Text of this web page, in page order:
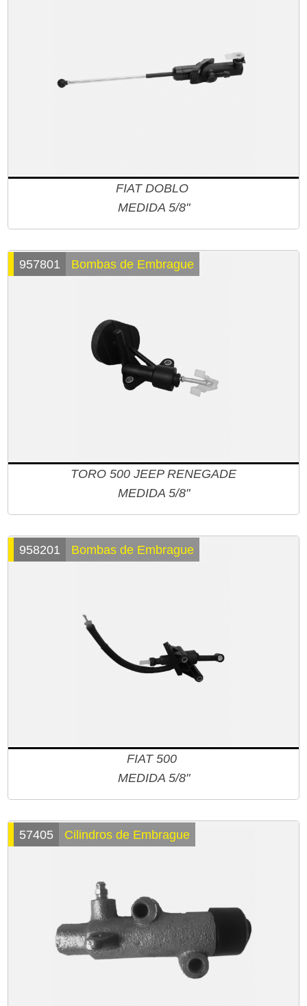
FIAT DOBLO
MEDIDA 5/8"
TORO 500 JEEP RENEGADE
MEDIDA 5/8"
957801 Bombas de Embrague
FIAT 500
MEDIDA 5/8"
958201 Bombas de Embrague
57405 Cilindros de Embrague